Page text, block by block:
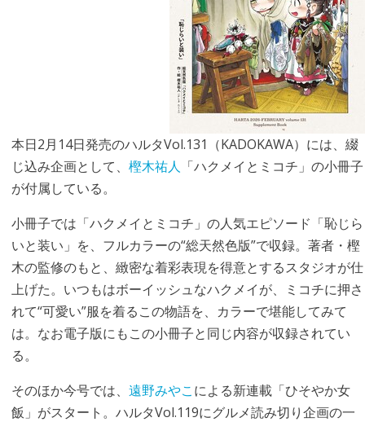
本日2月14日発売のハルタVol.131（KADOKAWA）には、綴
じ込み企画として、 樫木祐人 「ハクメイとミコチ」の小冊子
が付属している。
小冊子では「ハクメイとミコチ」の人気エピソード「恥じら
いと装い」を、フルカラーの“総天然色版”で収録。著者・樫
木の監修のもと、緻密な着彩表現を得意とするスタジオが仕
上げた。いつもはボーイッシュなハクメイが、ミコチに押さ
れて“可愛い”服を着るこの物語を、カラーで堪能してみて
は。なお電子版にもこの小冊子と同じ内容が収録されてい
る。
そのほか今号では、 遠野みやこによる新連載「ひそやか女
飯」がスタート。ハルタVol.119にグルメ読み切り企画の一